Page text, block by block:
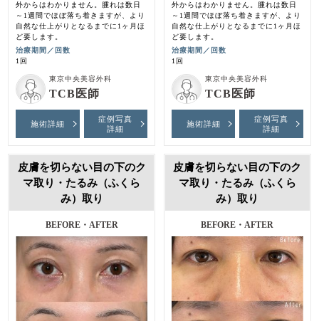
外からはわかりません。腫れは数日
～1週間でほぼ落ち着きますが、より
自然な仕上がりとなるまでに1ヶ月ほ
ど要します。
治療期間／回数
1回
東京中央美容外科
TCB医師
施術詳細
症例写真
詳細
外からはわかりません。腫れは数日
～1週間でほぼ落ち着きますが、より
自然な仕上がりとなるまでに1ヶ月ほ
ど要します。
治療期間／回数
1回
東京中央美容外科
TCB医師
施術詳細
症例写真
詳細
皮膚を切らない目の下のク
マ取り・たるみ（ふくら
み）取り
BEFORE・AFTER
皮膚を切らない目の下のク
マ取り・たるみ（ふくら
み）取り
BEFORE・AFTER